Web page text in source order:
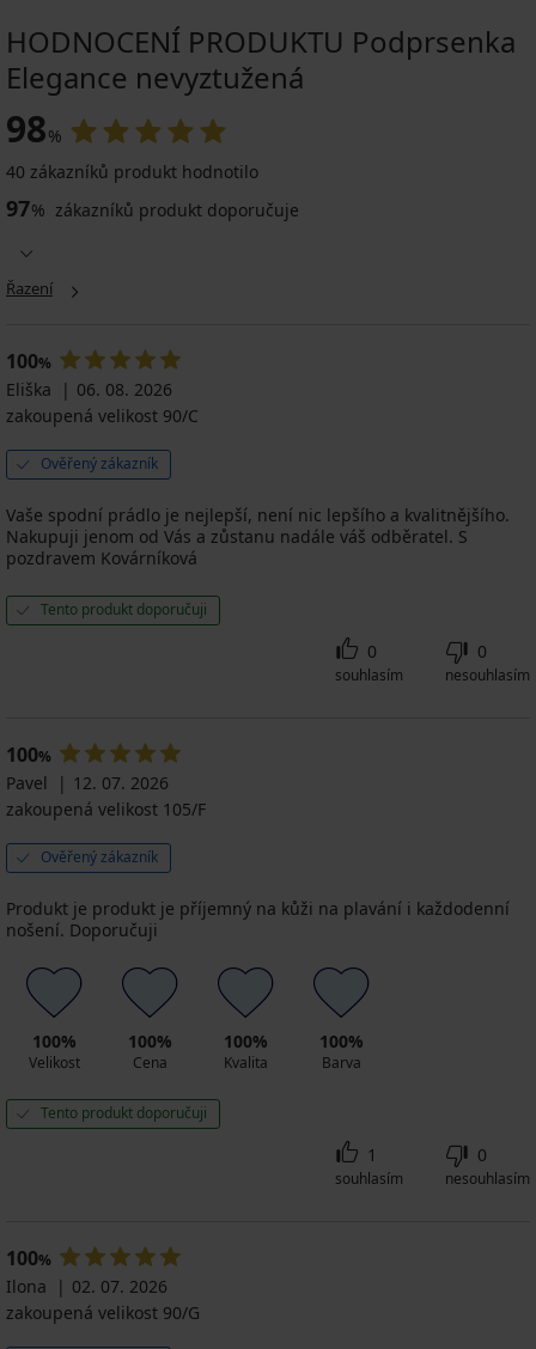
HODNOCENÍ PRODUKTU Podprsenka
Elegance nevyztužená
98%
40 zákazníků produkt hodnotilo
97% zákazníků produkt doporučuje
Řazení
100%
Eliška
06. 08. 2026
zakoupená velikost 90/C
Ověřený zákazník
Vaše spodní prádlo je nejlepší, není nic lepšího a kvalitnějšího.
Nakupuji jenom od Vás a zůstanu nadále váš odběratel. S
pozdravem Kovárníková
Tento produkt doporučuji
0
souhlasím
0
nesouhlasím
100%
Pavel
12. 07. 2026
zakoupená velikost 105/F
Ověřený zákazník
Produkt je produkt je příjemný na kůži na plavání i každodenní
nošení. Doporučuji
100%
Velikost
100%
Cena
100%
Kvalita
100%
Barva
Tento produkt doporučuji
1
souhlasím
0
nesouhlasím
100%
Ilona
02. 07. 2026
zakoupená velikost 90/G